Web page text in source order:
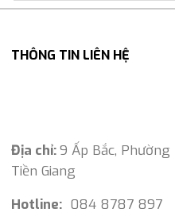
THÔNG TIN LIÊN HỆ
Địa chỉ:9 Ấp Bắc,
Tiền Giang
Hotline: 084